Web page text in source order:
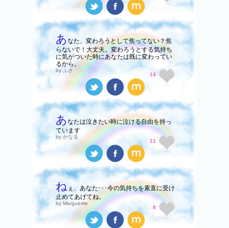
あ なた、変わろうとして焦ってない？焦
らないで！大丈夫。変わろうとする気持ち
に気がついた時にあなたは既に変わってい
るから。
by ふさ
14
あ なたは泣きたい時に泣ける自由を持っ
ています
by かなる
11
ね ぇ、あなた･･･今の気持ちを素直に受け
止めてあげてね。
by Marguerite
8